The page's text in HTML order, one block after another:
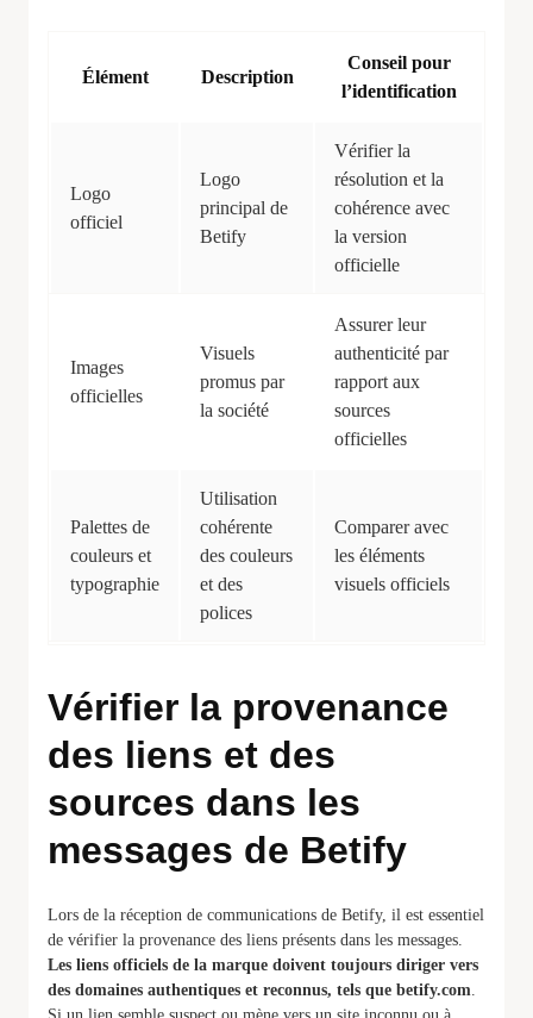
Élément Description
Conseil pour
l’identification
Logo
officiel
Logo
principal de
Betify
Vérifier la
résolution et la
cohérence avec
la version
officielle
Images
officielles
Visuels
promus par
la société
Assurer leur
authenticité par
rapport aux
sources
officielles
Palettes de
couleurs et
typographie
Utilisation
cohérente
des couleurs
et des
polices
Comparer avec
les éléments
visuels officiels
Vérifier la provenance
des liens et des
sources dans les
messages de Betify
Lors de la réception de communications de Betify, il est essentiel
de vérifier la provenance des liens présents dans les messages.
Les liens officiels de la marque doivent toujours diriger vers
des domaines authentiques et reconnus, tels que betify.com.